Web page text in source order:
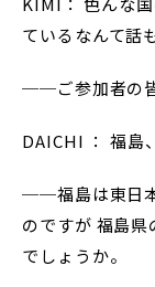
ているなんて話
──ご参加者の皆
DAICHI ： 福島
──福島は東日
のですが 福島
でしょうか。